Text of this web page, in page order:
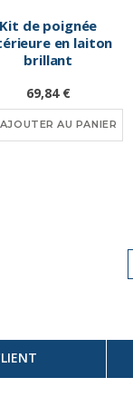
Kit de poignée
en laiton
brillant
69,84 €
AJOUTER AU PANIER